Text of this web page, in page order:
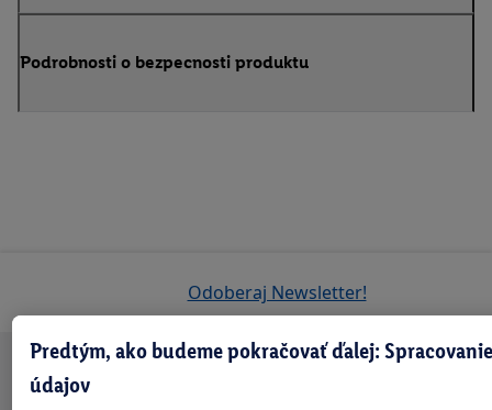
Podrobnosti o bezpecnosti produktu
Odoberaj Newsletter!
Doprava
Predtým, ako budeme pokračovať ďalej:
údajov